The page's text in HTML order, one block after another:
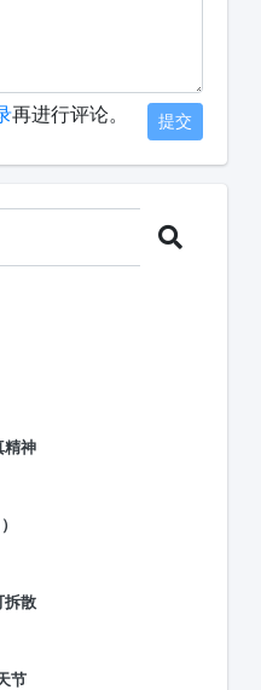
再进行评论。 提交
精神
拆散
节